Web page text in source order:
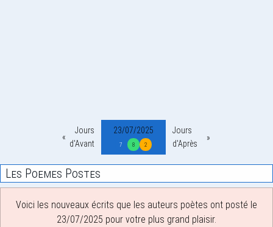
Jours
d'Avant
23/07/2025
7 8 2
Jours
d'Après
Les Poemes Postes
Voici les nouveaux écrits que les auteurs poètes ont posté le
23/07/2025 pour votre plus grand plaisir.